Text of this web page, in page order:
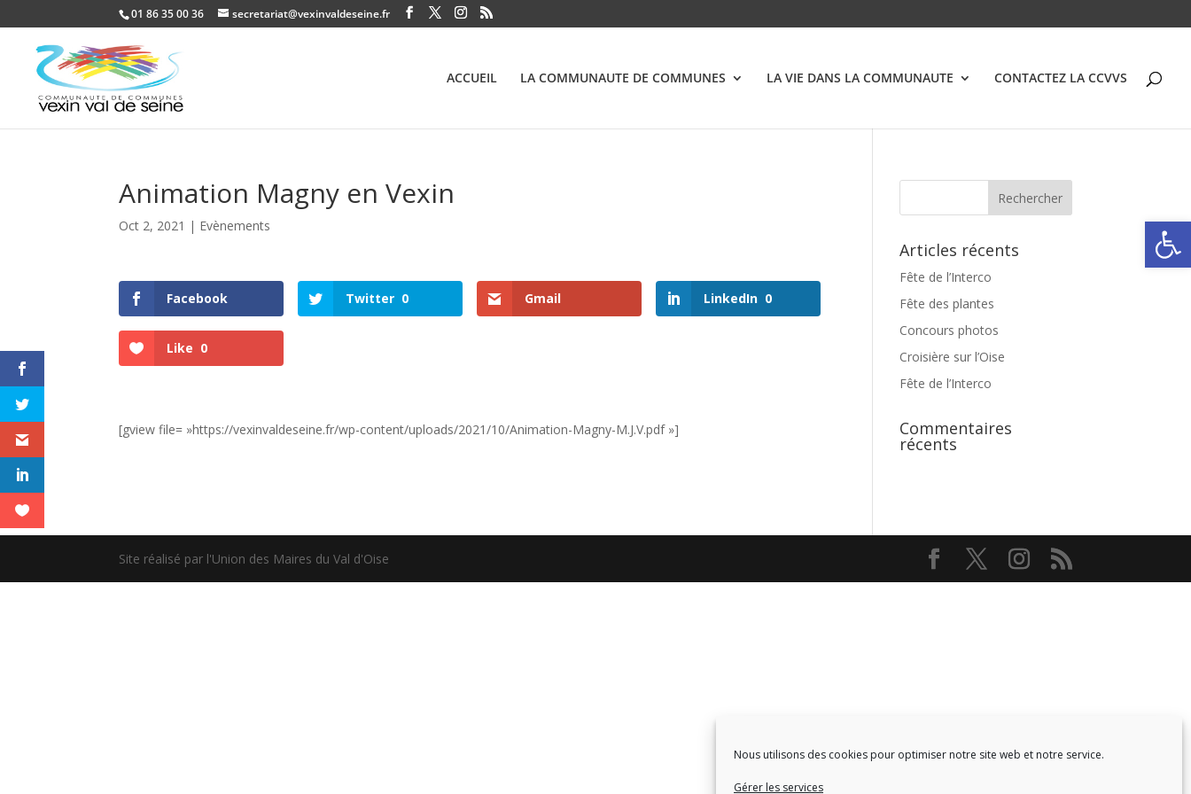
Nous utilisons des cookies pour optimiser notre site web et notre service.
Gérer les services
Ouvrir
01 86 35 00 36 secretariat@vexinvaldeseine.fr
ACCUEIL LA COMMUNAUTE DE COMMUNES LA VIE DANS LA COMMUNAUTE CONTACTEZ LA CCVVS
Animation Magny en Vexin
Oct 2, 2021 | Evènements
Facebook Twitter 0 Gmail LinkedIn 0
Like 0
[gview file= »https://vexinvaldeseine.fr/wp-content/uploads/2021/10/Animation-Magny-M.J.V.pdf »]
Articles récents
Fête de l’Interco
Fête des plantes
Concours photos
Croisière sur l’Oise
Fête de l’Interco
Commentaires
récents
Site réalisé par l'Union des Maires du Val d'Oise